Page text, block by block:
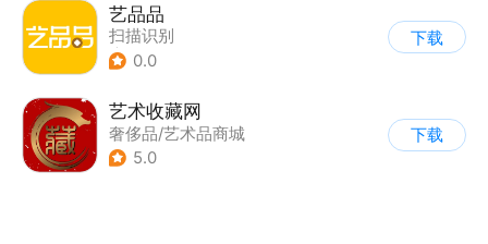
艺品品
扫描识别
| 奢侈品/艺术品商城
0.0
下载
艺术收藏网
奢侈品/艺术品商城
5.0
下载